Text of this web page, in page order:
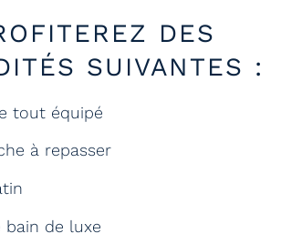
DES
SUIVANTES :
tout équipé
à repasser
bain de luxe